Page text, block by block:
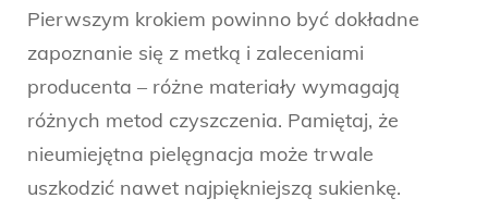
Pierwszym krokiem powinno być dokładne
zapoznanie się z metką i zaleceniami
producenta – różne materiały wymagają
różnych metod czyszczenia. Pamiętaj, że
nieumiejętna pielęgnacja może trwale
uszkodzić nawet najpiękniejszą sukienkę.